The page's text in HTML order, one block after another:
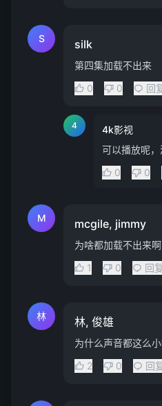
S silk
第四集加载不出来
0
0 回
4 4k影视
可以播放呢
0
0
M mcgile, jimmy
为啥都加载不出来啊
1
0 回
林 林, 俊雄
为什么声音都这么小
2
0 回